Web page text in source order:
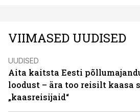
VIIMASED UUDISED
UUDISED
Aita kaitsta Eesti
loodust – ära too reisilt kaasa
„kaasreisijaid“